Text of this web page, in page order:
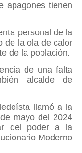
apagones tienen
personal de la
de la ola de calor
de la población.
de una falta
alcalde de
llamó a la
mayo del 2024
del poder a la
Moderno